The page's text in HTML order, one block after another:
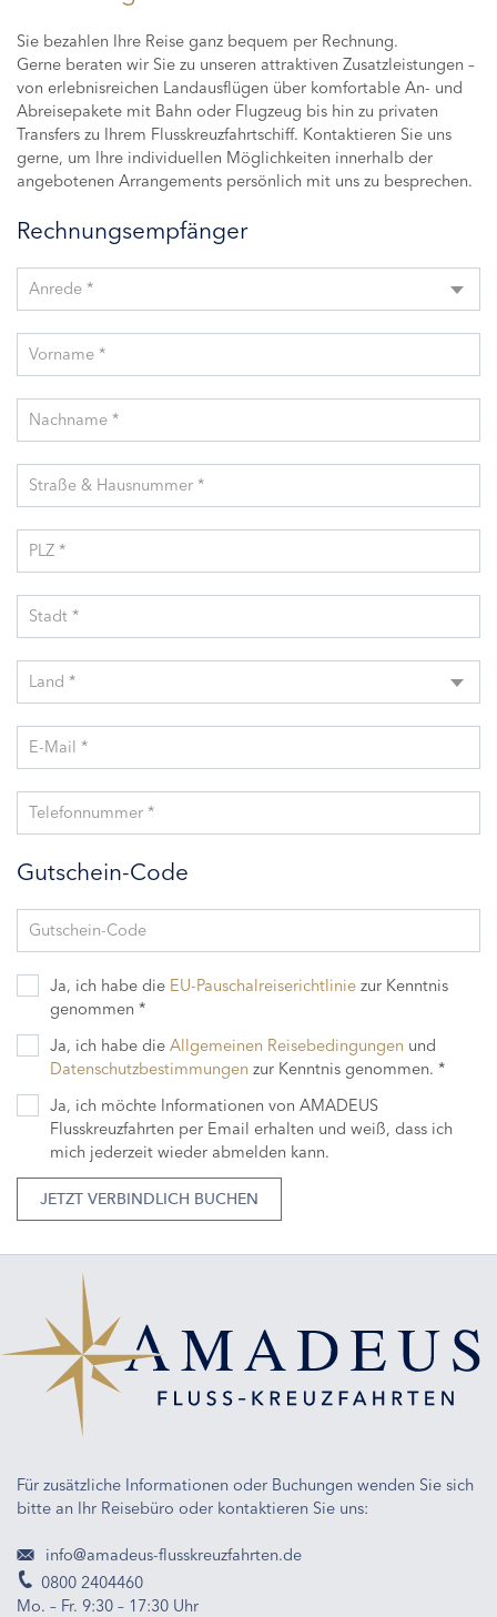
Sie bezahlen Ihre Reise ganz bequem per Rechnung.
Gerne beraten wir Sie zu unseren attraktiven Zusatzleistungen –
von erlebnisreichen Landausflügen über komfortable An- und
Abreisepakete mit Bahn oder Flugzeug bis hin zu privaten
Transfers zu Ihrem Flusskreuzfahrtschiff. Kontaktieren Sie uns
gerne, um Ihre individuellen Möglichkeiten innerhalb der
angebotenen Arrangements persönlich mit uns zu besprechen.
Rechnungsempfänger
Anrede *
Vorname *
Nachname *
Straße & Hausnummer *
PLZ *
Stadt *
Land *
E-Mail *
Telefonnummer *
Gutschein-Code
Gutschein-Code
Ja, ich habe die EU-Pauschalreiserichtlinie zur Kenntnis
genommen *
Ja, ich habe die Allgemeinen Reisebedingungen und
Datenschutzbestimmungen zur Kenntnis genommen. *
Ja, ich möchte Informationen von AMADEUS
Flusskreuzfahrten per Email erhalten und weiß, dass ich
mich jederzeit wieder abmelden kann.
JETZT VERBINDLICH BUCHEN
Für zusätzliche Informationen oder Buchungen wenden Sie sich
bitte an Ihr Reisebüro oder kontaktieren Sie uns:
info@amadeus-flusskreuzfahrten.de
0800 2404460
Mo. – Fr. 9:30 – 17:30 Uhr